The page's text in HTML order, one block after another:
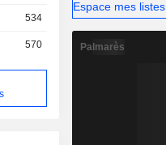
534
570
Espace mes listes
Palmarès